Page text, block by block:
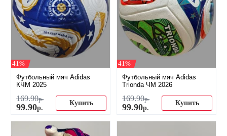
-41%
Футбольный мяч Adidas
КЧМ 2025
169.90р.
99.90р.
Купить
-41%
Футбольный мяч Adidas
Trionda ЧМ 2026
169.90р.
99.90р.
Купить